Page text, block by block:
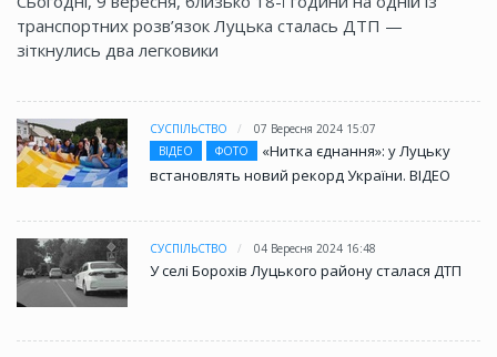
транспортних розв’язок Луцька сталась ДТП —
зіткнулись два легковики
СУСПІЛЬСТВО
07 Вересня 2024 15:07
ВІДЕО
ФОТО
«Нитка єднання»: у Луцьку
встановлять новий рекорд України. ВІДЕО
СУСПІЛЬСТВО 04 Вересня 2024 16:48
У селі Борохів Луцького району сталася ДТП